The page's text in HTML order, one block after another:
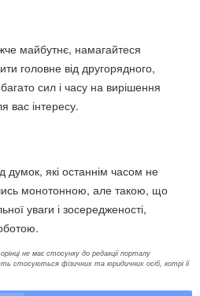
майбутнє, намагайтеся
головне від другорядного,
сил і часу на вирішення
вас інтересу.
думок, які останнім часом не
монотонною, але такою, що
уваги і зосередженості,
не має стосунку до редакції порталу
стосуються фізичних та юридичних осіб, котрі її